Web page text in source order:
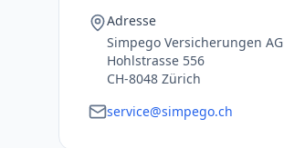
Adresse
Simpego Versicherungen AG
Hohlstrasse 556
CH-8048 Zürich
service@simpego.ch